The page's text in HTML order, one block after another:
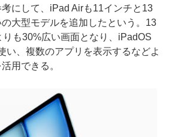
にして、iPad Airも11インチと13
大型モデルを追加したという。13
も30%広い画面となり、iPadOS
い、複数のアプリを表示するなどよ
用できる。